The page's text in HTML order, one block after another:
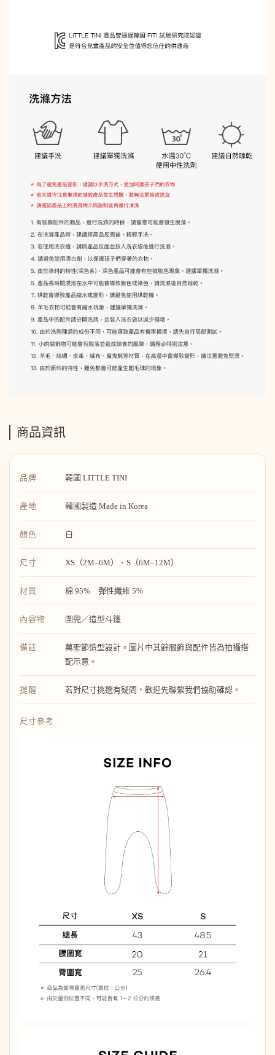
商品資訊
品牌 韓國 LITTLE TINI
產地 韓國製造 Made in Korea
顏色 白
尺寸 XS（2M–6M）、S（6M–12M）
材質 棉 95% 彈性纖維 5%
內容物 圍兜／造型斗篷
備註
萬聖節造型設計。圖片中其餘服飾與配件皆為拍攝搭
配示意。
提醒 若對尺寸挑選有疑問，歡迎先聯繫我們協助確認。
尺寸參考